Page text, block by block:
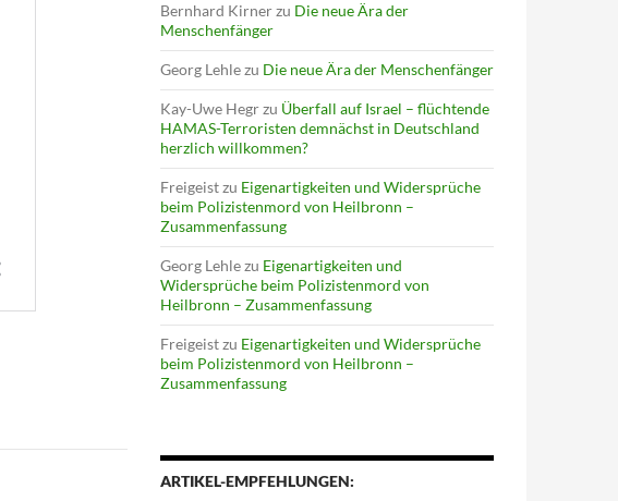
Bernhard Kirnerzu Die neue Ära der
Menschenfänger
Georg Lehlezu Die neue Ära der Menschenfänger
Kay-Uwe Hegrzu Überfall auf Israel – flüchtende
HAMAS-Terroristen demnächst in Deutschland
herzlich willkommen?
Freigeistzu Eigenartigkeiten und Widersprüche
beim Polizistenmord von Heilbronn –
Zusammenfassung
Georg Lehlezu Eigenartigkeiten und
Widersprüche beim Polizistenmord von
Heilbronn – Zusammenfassung
Freigeistzu Eigenartigkeiten und Widersprüche
beim Polizistenmord von Heilbronn –
Zusammenfassung
ARTIKEL-EMPFEHLUNGEN: